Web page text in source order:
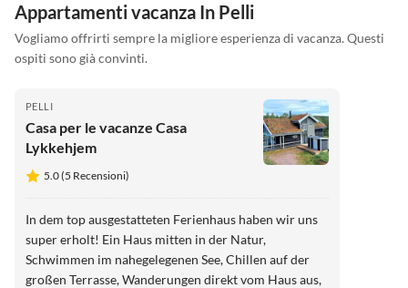
Appartamenti vacanza In Pelli
Vogliamo offrirti sempre la migliore esperienza di vacanza. Questi
ospiti sono già convinti.
PELLI
Casa per le vacanze Casa
Lykkehjem
5.0 (5 Recensioni)
In dem top ausgestatteten Ferienhaus haben wir uns
super erholt! Ein Haus mitten in der Natur,
Schwimmen im nahegelegenen See, Chillen auf der
großen Terrasse, Wanderungen direkt vom Haus aus,